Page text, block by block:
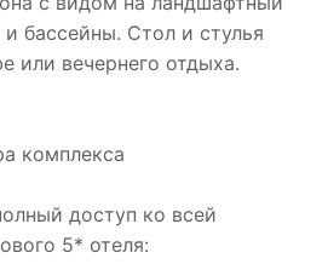
бассейны. Стол и стулья
или вечернего отдыха.
комплекса
доступ ко всей
5* отеля: